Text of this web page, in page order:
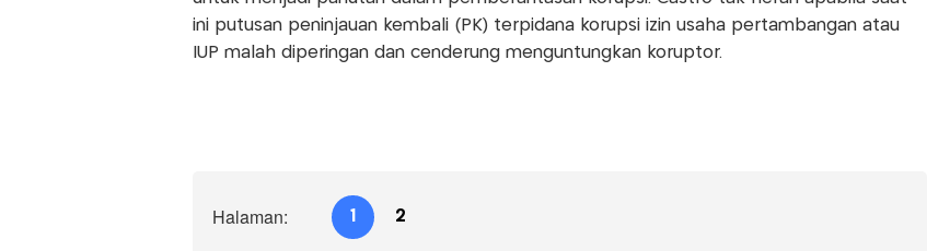
ini putusan peninjauan kembali (PK) terpidana korupsi izin usaha pertambangan atau
IUP malah diperingan dan cenderung menguntungkan koruptor.
Halaman: 1 2